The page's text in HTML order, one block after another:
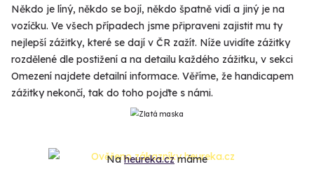
Někdo je líný, někdo se bojí, někdo špatně vidí a jiný je na
vozíčku. Ve všech případech jsme připraveni zajistit mu ty
nejlepší zážitky, které se dají v ČR zažít. Níže uvidíte zážitky
rozdělené dle postižení a na detailu každého zážitku, v sekci
Omezení najdete detailní informace. Věříme, že handicapem
zážitky nekončí, tak do toho pojďte s námi.
Naheureka.czmáme